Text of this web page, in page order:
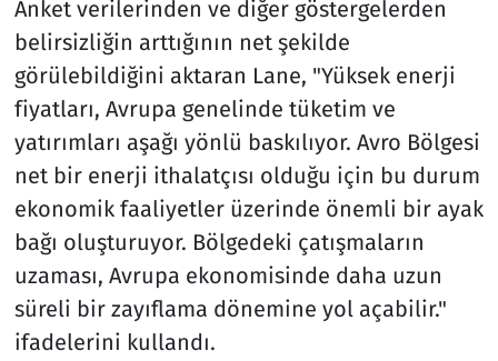
Anket verilerinden ve diğer göstergelerden
belirsizliğin arttığının net şekilde
görülebildiğini aktaran Lane, "Yüksek enerji
fiyatları, Avrupa genelinde tüketim ve
yatırımları aşağı yönlü baskılıyor. Avro Bölgesi
net bir enerji ithalatçısı olduğu için bu durum
ekonomik faaliyetler üzerinde önemli bir ayak
bağı oluşturuyor. Bölgedeki çatışmaların
uzaması, Avrupa ekonomisinde daha uzun
süreli bir zayıflama dönemine yol açabilir."
ifadelerini kullandı.